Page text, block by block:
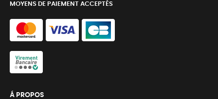
MOYENS DE PAIEMENT ACCEPTÉS
Á PROPOS